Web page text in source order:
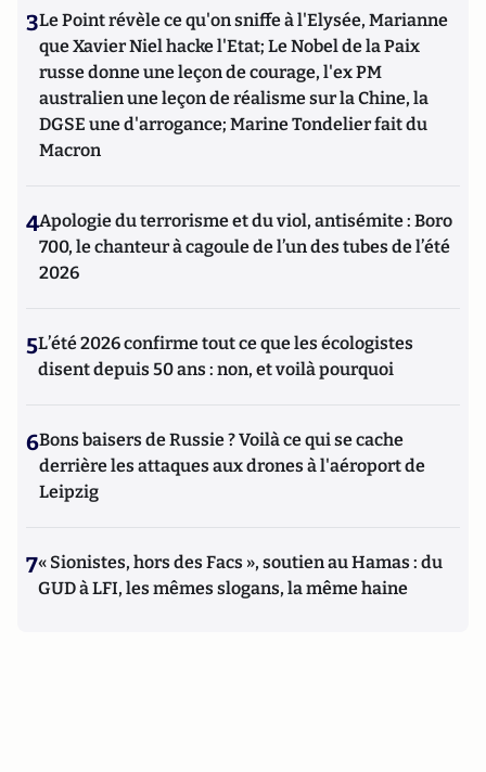
3Le Point révèle ce qu'on sniffe à l'Elysée, Marianne
que Xavier Niel hacke l'Etat; Le Nobel de la Paix
russe donne une leçon de courage, l'ex PM
australien une leçon de réalisme sur la Chine, la
DGSE une d'arrogance; Marine Tondelier fait du
Macron
4Apologie du terrorisme et du viol, antisémite : Boro
700, le chanteur à cagoule de l’un des tubes de l’été
2026
5L’été 2026 confirme tout ce que les écologistes
disent depuis 50 ans : non, et voilà pourquoi
6Bons baisers de Russie ? Voilà ce qui se cache
derrière les attaques aux drones à l'aéroport de
Leipzig
7« Sionistes, hors des Facs », soutien au Hamas : du
GUD à LFI, les mêmes slogans, la même haine